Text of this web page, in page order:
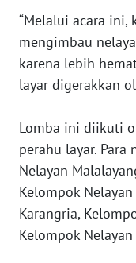
“Melalui acara ini,
mengimbau
karena lebih
layar digerakkan
Lomba ini diikuti
perahu layar.
Nelayan
Kelompok
Karangria,
Kelompok
WN
SULTENG
SULBAR
WN
BABEL
SUMBAR